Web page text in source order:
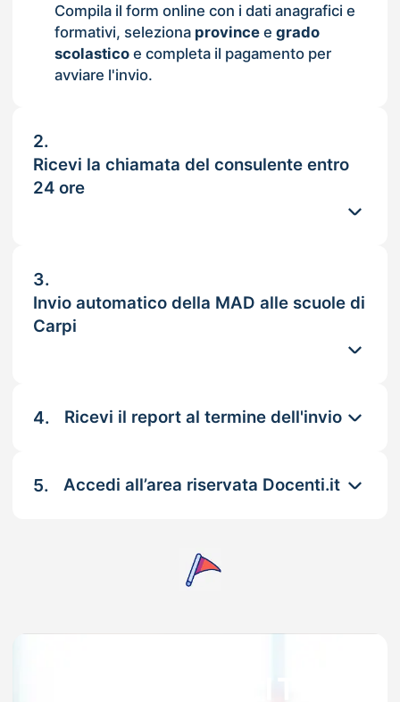
Compila il form online con i dati anagrafici e
formativi, seleziona provincee grado
scolasticoe completa il pagamento per
avviare l'invio.
2.
Ricevi la chiamata del consulente entro
24 ore
3.
Invio automatico della MAD alle scuole di
Carpi
4. Ricevi il report al termine dell'invio
5. Accedi all’area riservata Docenti.it